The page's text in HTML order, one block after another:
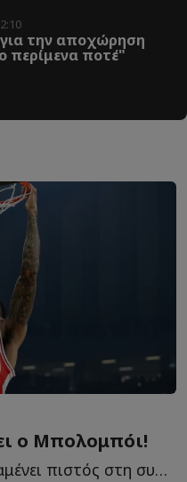
την αποχώρηση
περίμενα ποτέ"
ο Μπολομπόι!
Ο Τζόελ Μπολομπόι παραμένει πιστός στη συμφωνία του μ...